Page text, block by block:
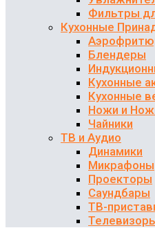
Фильтры
Кухонные
Блендеры
Кухонные
Кухонные
Ножи и
Чайники
ТВ и Аудио
Динамики
Микрафоны
Проекторы
Саундбары
ТВ-